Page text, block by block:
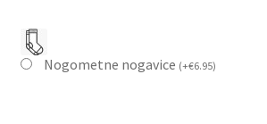
Nogometne nogavice (+€6.95)